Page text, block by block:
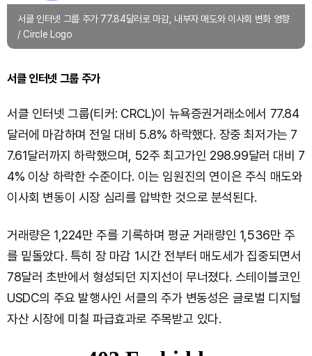
서클 인터넷 그룹 주가 77.84달러로 마감, 내부자 매도와 이사회 변화 영향
/ Circle Logo
서클 인터넷 그룹 주가
서클 인터넷 그룹(티커: CRCL)이 뉴욕증권거래소에서 77.84
달러에 마감하며 전일 대비 5.8% 하락했다. 장중 최저가는 7
7.61달러까지 하락했으며, 52주 최고가인 298.99달러 대비 7
4% 이상 하락한 수준이다. 이는 임원진의 연이은 주식 매도와
이사회 변동이 시장 심리를 압박한 것으로 분석된다.
거래량은 1,224만 주를 기록하며 평균 거래량인 1,536만 주
를 밑돌았다. 특히 장 마감 1시간 전부터 매도세가 집중되면서
78달러 초반에서 형성되던 지지선이 무너졌다. 스테이블코인
USDC의 주요 발행사인 서클의 주가 변동성은 글로벌 디지털
자산 시장에 미칠 파급효과로 주목받고 있다.